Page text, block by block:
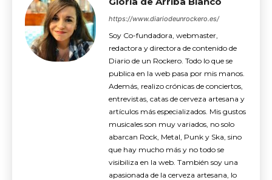
https://www.diariodeunrockero.es/
Soy Co-fundadora, webmaster,
redactora y directora de contenido de
Diario de un Rockero. Todo lo que se
publica en la web pasa por mis manos.
Además, realizo crónicas de conciertos,
entrevistas, catas de cerveza artesana y
artículos más especializados. Mis gustos
musicales son muy variados, no solo
abarcan Rock, Metal, Punk y Ska, sino
que hay mucho más y no todo se
visibiliza en la web. También soy una
apasionada de la cerveza artesana, lo